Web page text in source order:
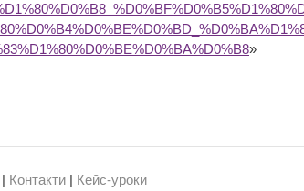
»
| Контакти | Кейс-уроки